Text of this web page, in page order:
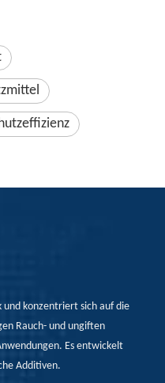
und konzentriert sich auf die
Rauch- und ungiften
Es entwickelt
Additiven.